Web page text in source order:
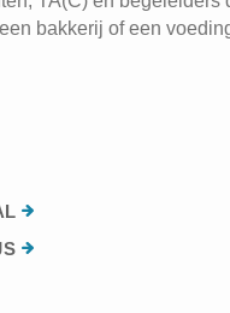
bakkerij of een